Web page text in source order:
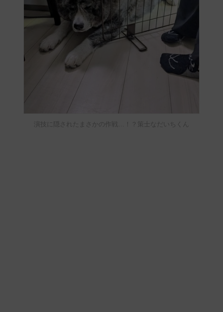
演技に隠されたまさかの作戦…！？策士なだいちくん